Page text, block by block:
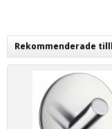
Rekommenderade